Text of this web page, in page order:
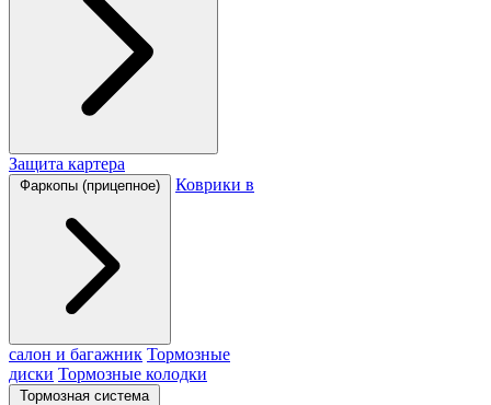
Защита картера
Фаркопы (прицепное) Коврики в
салон и багажник Тормозные
диски Тормозные колодки
Тормозная система